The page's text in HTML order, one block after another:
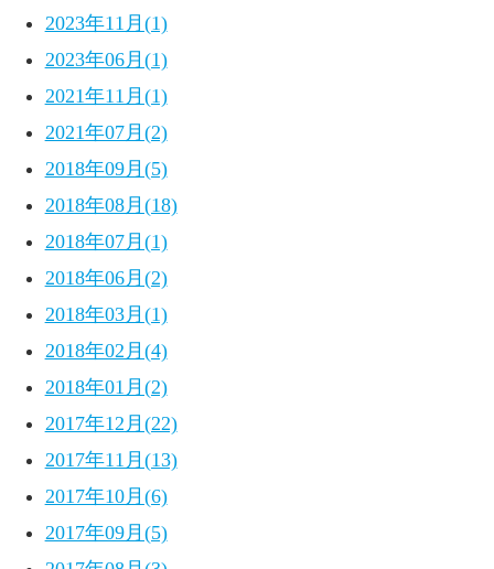
2023年11月(1)
2023年06月(1)
2021年11月(1)
2021年07月(2)
2018年09月(5)
2018年08月(18)
2018年07月(1)
2018年06月(2)
2018年03月(1)
2018年02月(4)
2018年01月(2)
2017年12月(22)
2017年11月(13)
2017年10月(6)
2017年09月(5)